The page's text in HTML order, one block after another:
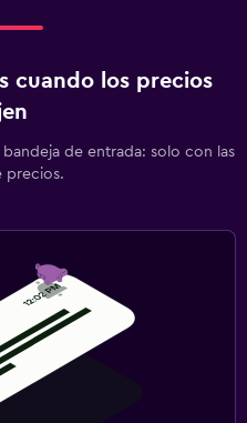
cuando los precios
de entrada: solo con las
precios.